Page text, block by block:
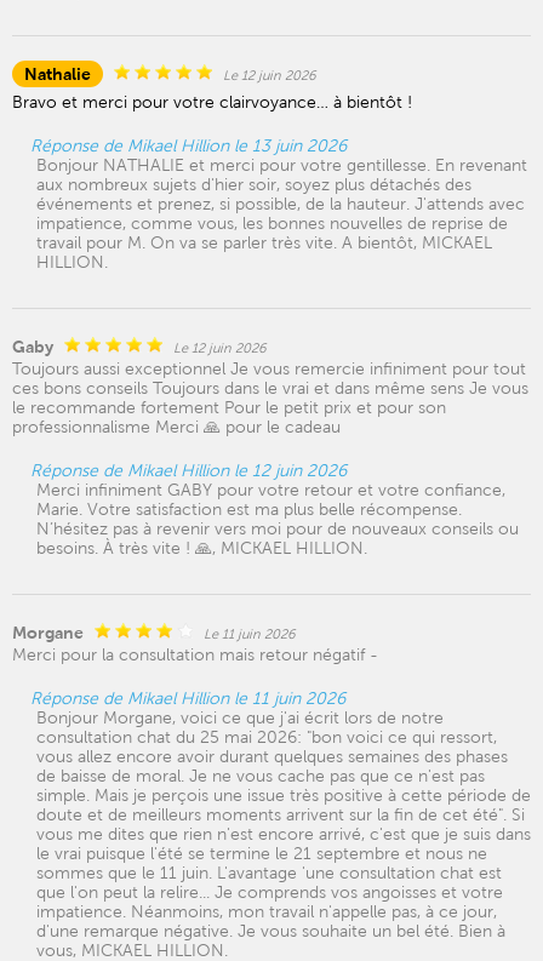
Nathalie Le 12 juin 2026
Bravo et merci pour votre clairvoyance… à bientôt !
Réponse de Mikael Hillion le 13 juin 2026
Bonjour NATHALIE et merci pour votre gentillesse. En revenant
aux nombreux sujets d'hier soir, soyez plus détachés des
événements et prenez, si possible, de la hauteur. J'attends avec
impatience, comme vous, les bonnes nouvelles de reprise de
travail pour M. On va se parler très vite. A bientôt, MICKAEL
HILLION.
Gaby Le 12 juin 2026
Toujours aussi exceptionnel Je vous remercie infiniment pour tout
ces bons conseils Toujours dans le vrai et dans même sens Je vous
le recommande fortement Pour le petit prix et pour son
professionnalisme Merci 🙏 pour le cadeau
Réponse de Mikael Hillion le 12 juin 2026
Merci infiniment GABY pour votre retour et votre confiance,
Marie. Votre satisfaction est ma plus belle récompense.
N’hésitez pas à revenir vers moi pour de nouveaux conseils ou
besoins. À très vite ! 🙏, MICKAEL HILLION.
Morgane Le 11 juin 2026
Merci pour la consultation mais retour négatif -
Réponse de Mikael Hillion le 11 juin 2026
Bonjour Morgane, voici ce que j'ai écrit lors de notre
consultation chat du 25 mai 2026: "bon voici ce qui ressort,
vous allez encore avoir durant quelques semaines des phases
de baisse de moral. Je ne vous cache pas que ce n'est pas
simple. Mais je perçois une issue très positive à cette période de
doute et de meilleurs moments arrivent sur la fin de cet été". Si
vous me dites que rien n'est encore arrivé, c'est que je suis dans
le vrai puisque l'été se termine le 21 septembre et nous ne
sommes que le 11 juin. L'avantage 'une consultation chat est
que l'on peut la relire... Je comprends vos angoisses et votre
impatience. Néanmoins, mon travail n'appelle pas, à ce jour,
d'une remarque négative. Je vous souhaite un bel été. Bien à
vous, MICKAEL HILLION.